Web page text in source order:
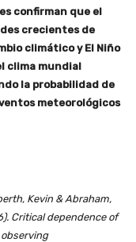
confirman que el
crecientes de
climático y El Niño
clima mundial
la probabilidad de
meteorológicos
Kevin & Abraham,
Critical dependence of